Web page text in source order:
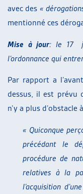
avec des «
mentionné ces
Mise à jour: le 17
l’ordonnance qui
Par rapport a
dessus, il est prévu
n’y a plus
« Quiconque
précédant le
procédure de
relatives à la
l’acquisition